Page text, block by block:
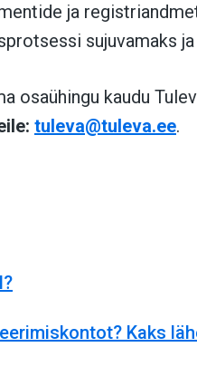
ja
sujuvamaks ja
osaühingu kaudu
tuleva@tuleva.ee.
Kaks